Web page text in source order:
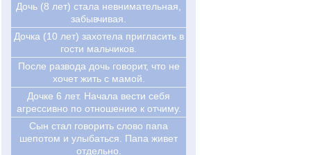
Дочь (8 лет) стала невнимательная,
забывчивая.
Дочка (10 лет) захотела пригласить в
гости мальчиков.
После развода дочь говорит, что не
хочет жить с мамой.
Дочке 6 лет. Начала вести себя
агрессивно по отношению к отчиму.
Сын стал говорить слово папа
шепотом и улыбаться. Папа живет
отдельно.